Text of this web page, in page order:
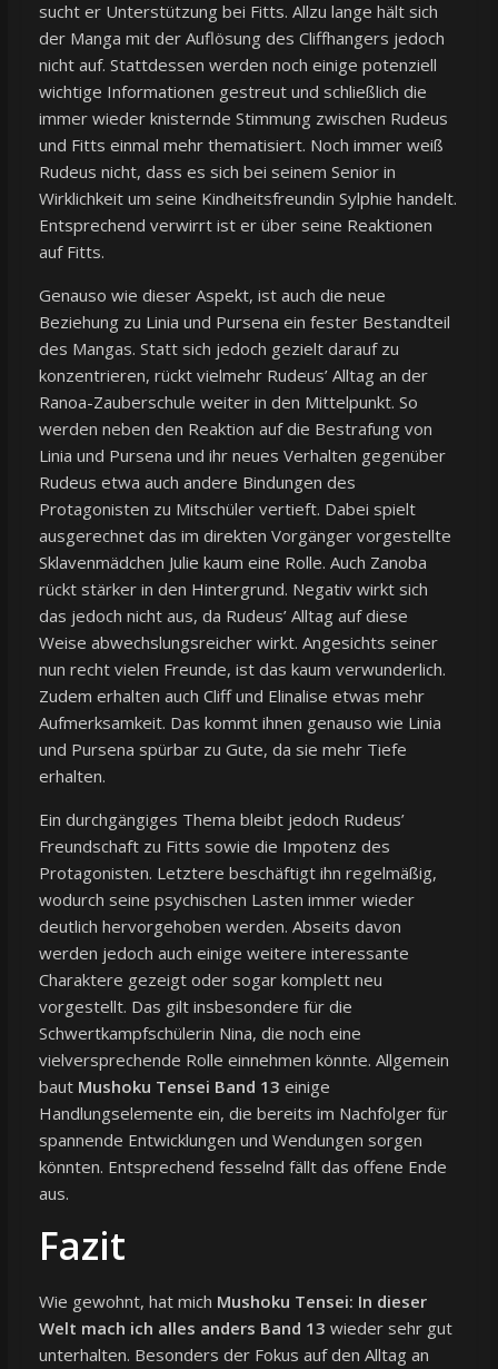
sucht er Unterstützung bei Fitts. Allzu lange hält sich
der Manga mit der Auflösung des Cliffhangers jedoch
nicht auf. Stattdessen werden noch einige potenziell
wichtige Informationen gestreut und schließlich die
immer wieder knisternde Stimmung zwischen Rudeus
und Fitts einmal mehr thematisiert. Noch immer weiß
Rudeus nicht, dass es sich bei seinem Senior in
Wirklichkeit um seine Kindheitsfreundin Sylphie handelt.
Entsprechend verwirrt ist er über seine Reaktionen
auf Fitts.
Genauso wie dieser Aspekt, ist auch die neue
Beziehung zu Linia und Pursena ein fester Bestandteil
des Mangas. Statt sich jedoch gezielt darauf zu
konzentrieren, rückt vielmehr Rudeus’ Alltag an der
Ranoa-Zauberschule weiter in den Mittelpunkt. So
werden neben den Reaktion auf die Bestrafung von
Linia und Pursena und ihr neues Verhalten gegenüber
Rudeus etwa auch andere Bindungen des
Protagonisten zu Mitschüler vertieft. Dabei spielt
ausgerechnet das im direkten Vorgänger vorgestellte
Sklavenmädchen Julie kaum eine Rolle. Auch Zanoba
rückt stärker in den Hintergrund. Negativ wirkt sich
das jedoch nicht aus, da Rudeus’ Alltag auf diese
Weise abwechslungsreicher wirkt. Angesichts seiner
nun recht vielen Freunde, ist das kaum verwunderlich.
Zudem erhalten auch Cliff und Elinalise etwas mehr
Aufmerksamkeit. Das kommt ihnen genauso wie Linia
und Pursena spürbar zu Gute, da sie mehr Tiefe
erhalten.
Ein durchgängiges Thema bleibt jedoch Rudeus’
Freundschaft zu Fitts sowie die Impotenz des
Protagonisten. Letztere beschäftigt ihn regelmäßig,
wodurch seine psychischen Lasten immer wieder
deutlich hervorgehoben werden. Abseits davon
werden jedoch auch einige weitere interessante
Charaktere gezeigt oder sogar komplett neu
vorgestellt. Das gilt insbesondere für die
Schwertkampfschülerin Nina, die noch eine
vielversprechende Rolle einnehmen könnte. Allgemein
baut Mushoku Tensei Band 13 einige
Handlungselemente ein, die bereits im Nachfolger für
spannende Entwicklungen und Wendungen sorgen
könnten. Entsprechend fesselnd fällt das offene Ende
aus.
Fazit
Wie gewohnt, hat mich Mushoku Tensei: In dieser
Welt mach ich alles anders Band 13 wieder sehr gut
unterhalten. Besonders der Fokus auf den Alltag an